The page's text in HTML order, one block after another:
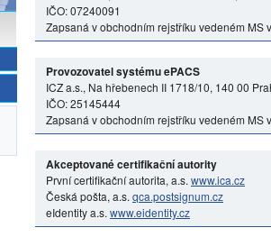
IČO: 07240091
Zapsaná v obchodním rejstříku vedeném MS
Provozovatel systému ePACS
ICZ a.s., Na hřebenech II 1718/10, 140 00
IČO: 25145444
Zapsaná v obchodním rejstříku vedeném MS
Akceptované certifikační autority
První certifikační autorita, a.s. www.ica.cz
Česká pošta, a.s. qca.postsignum.cz
eIdentity a.s. www.eidentity.cz